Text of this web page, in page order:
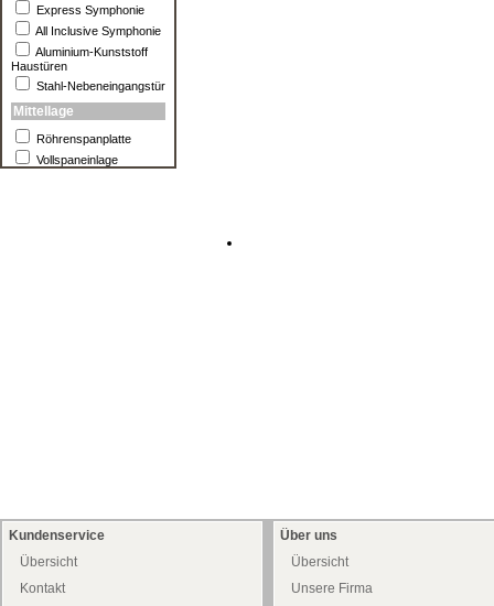
Express Symphonie
All Inclusive Symphonie
Aluminium-Kunststoff
Haustüren
Stahl-Nebeneingangstür
Mittellage
Röhrenspanplatte
Vollspaneinlage
Kundenservice
Übersicht
Kontakt
Über uns
Übersicht
Unsere Firma